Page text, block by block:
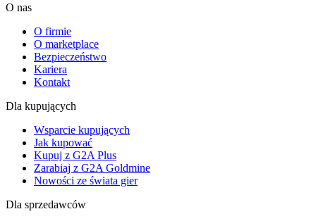
O nas
O firmie
O marketplace
Bezpieczeństwo
Kariera
Kontakt
Dla kupujących
Wsparcie kupujących
Jak kupować
Kupuj z G2A Plus
Zarabiaj z G2A Goldmine
Nowości ze świata gier
Dla sprzedawców